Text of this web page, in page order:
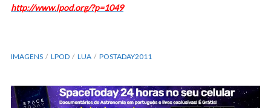
http://www.lpod.org/?p=1049
IMAGENS LPOD LUA POSTADAY2011